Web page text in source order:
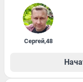
Сергей,48